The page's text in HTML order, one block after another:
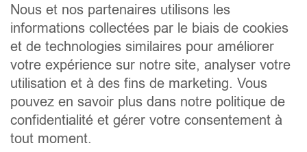
Acheter
Louer
Vendre
Contact
Liens utiles
Conseils pratiques pour vendre ou louer
Préparer un déménagement
Documents utiles
Notaire.be
Nous et nos partenaires utilisons les
informations collectées par le biais de cookies
et de technologies similaires pour améliorer
votre expérience sur notre site, analyser votre
utilisation et à des fins de marketing. Vous
pouvez en savoir plus dans notre politique de
confidentialité et gérer votre consentement à
tout moment.